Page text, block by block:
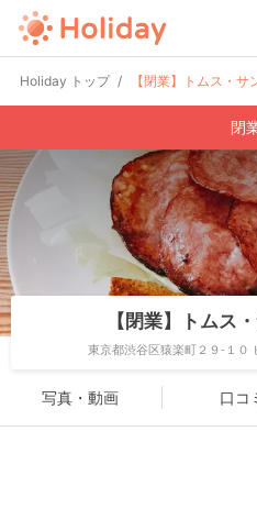
Holiday トップ 【閉業】トムス・サ
閉
【閉業】トムス
東京都渋谷区猿楽町２９-１０
写真・動画 口コ